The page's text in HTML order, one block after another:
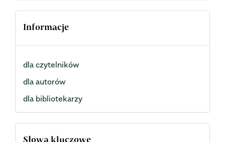
Informacje
dla czytelników
dla autorów
dla bibliotekarzy